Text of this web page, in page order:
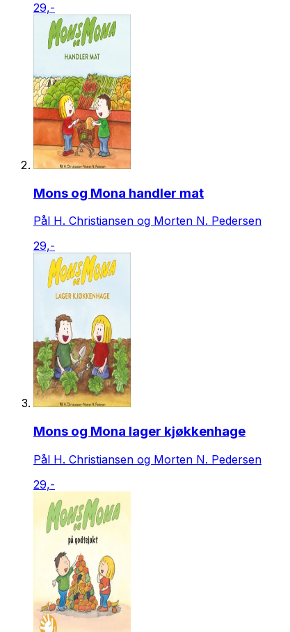
29,-
Mons og Mona handler mat
Pål H. Christiansen og Morten N. Pedersen
29,-
Mons og Mona lager kjøkkenhage
Pål H. Christiansen og Morten N. Pedersen
29,-